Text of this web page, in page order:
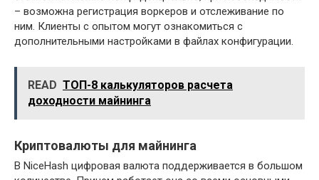
– возможна регистрация воркеров и отслеживание по
ним. Клиенты с опытом могут ознакомиться с
дополнительными настройками в файлах конфигурации.
READ ТОП-8 калькуляторов расчета
доходности майнинга
Криптовалюты для майнинга
В NiceHash цифровая валюта поддерживается в большом